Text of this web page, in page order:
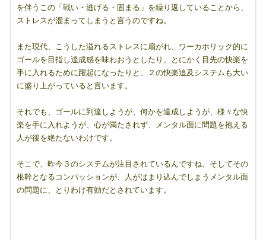
を伴うこの「戦い・逃げる・固まる」を繰り返していることから、
ストレスが溜まってしまうと言うのですね。
また現代、こうした溢れるストレスに扇がれ、ワーカホリック的に
ゴールを目指し達成感を味わおうとしたり、とにかく目先の快楽を
手に入れるために躍起になったりと、２の快楽追及システムも大い
に盛り上がっていると言います。
それでも、ゴールに到達しようが、何かを達成しようが、様々な快
楽を手に入れようが、心が満たされず、メンタル面に問題を抱える
人が後を絶たないわけです。
そこで、昨今３のシステムが注目されているんですね。そしてその
根幹となるコンパッションが、人がはまり込んでしまうメンタル面
の問題に、とりわけ有効だとされています。